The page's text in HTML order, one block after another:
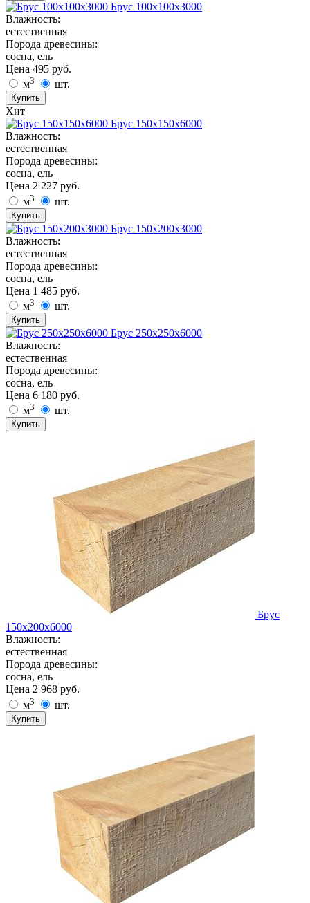
Брус 100х100х3000
Влажность:
естественная
Порода древесины:
сосна, ель
Цена 495 руб.
м3 шт.
Купить
Хит
Брус 150х150х6000
Влажность:
естественная
Порода древесины:
сосна, ель
Цена 2 227 руб.
м3 шт.
Купить
Брус 150х200х3000
Влажность:
естественная
Порода древесины:
сосна, ель
Цена 1 485 руб.
м3 шт.
Купить
Брус 250х250х6000
Влажность:
естественная
Порода древесины:
сосна, ель
Цена 6 180 руб.
м3 шт.
Купить
Брус
150х200х6000
Влажность:
естественная
Порода древесины:
сосна, ель
Цена 2 968 руб.
м3 шт.
Купить